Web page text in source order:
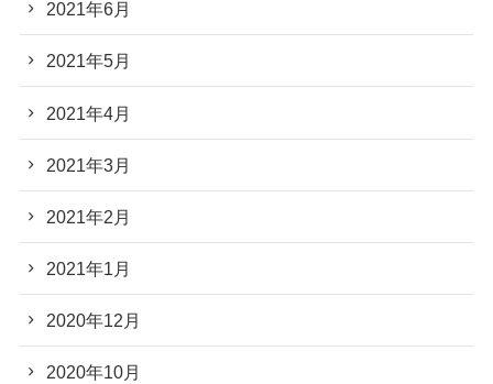
2021年6月
2021年5月
2021年4月
2021年3月
2021年2月
2021年1月
2020年12月
2020年10月